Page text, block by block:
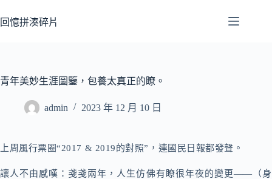
至
容
回憶拼湊碎片
青年美妙生涯圖鑒，包養太真正的瞭。
admin 2023 年 12 月 10 日
上周風行票圈“2017 & 2019的對照”，連國民日報都發聲。
讓人不由感嘆：戔戔兩年，人生仿佛有瞭很年夜的變更——（身